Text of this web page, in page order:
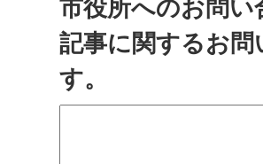
市役所へのお問
記事に関するお
す。